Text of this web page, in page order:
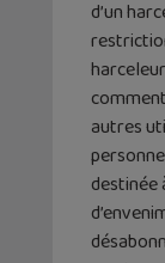
d’un
autres